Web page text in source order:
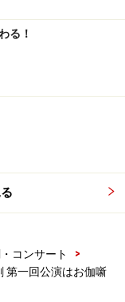
る！
コンサート
>
第一回公演はお伽噺